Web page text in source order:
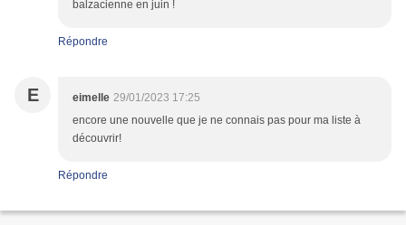
balzacienne en juin !
Répondre
E eimelle 29/01/2023 17:25
encore une nouvelle que je ne connais pas pour ma liste à
découvrir!
Répondre